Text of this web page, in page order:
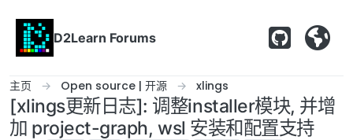
D2Learn Forums
主页 Open source | 开源 xlings
[xlings更新日志]: 调整installer模块, 并增
加 project-graph, wsl 安装和配置支持